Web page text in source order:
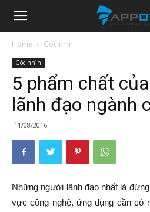
Appota
News
Home Góc nhìn
Góc nhìn
5 phẩm chất
lãnh đạo ngành
11/08/2016
Những người lãnh đạo nhất là
vực công nghệ, ứng dụng cần có